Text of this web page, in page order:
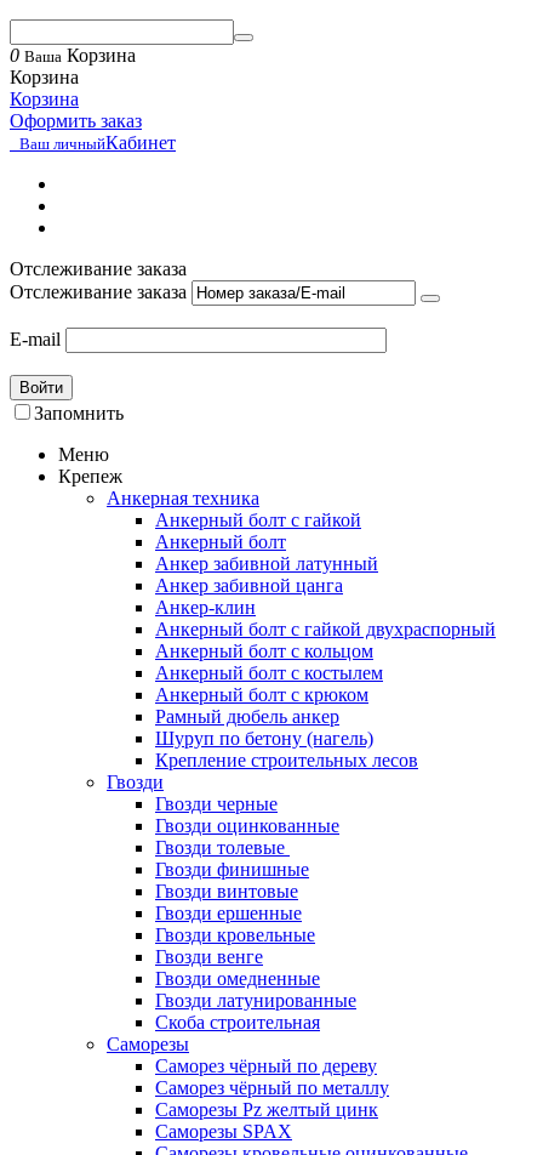
0 Ваша Корзина
Корзина
Корзина
Оформить заказ
Ваш личныйКабинет
Отслеживание заказа
Отслеживание заказа
E-mail
Войти
Запомнить
Меню
Крепеж
Анкерная техника
Анкерный болт с гайкой
Анкерный болт
Анкер забивной латунный
Анкер забивной цанга
Анкер-клин
Анкерный болт с гайкой двухраспорный
Анкерный болт с кольцом
Анкерный болт с костылем
Анкерный болт с крюком
Рамный дюбель анкер
Шуруп по бетону (нагель)
Крепление строительных лесов
Гвозди
Гвозди черные
Гвозди оцинкованные
Гвозди толевые
Гвозди финишные
Гвозди винтовые
Гвозди ершенные
Гвозди кровельные
Гвозди венге
Гвозди омедненные
Гвозди латунированные
Скоба строительная
Саморезы
Саморез чёрный по дереву
Саморез чёрный по металлу
Саморезы Pz желтый цинк
Саморезы SPAX